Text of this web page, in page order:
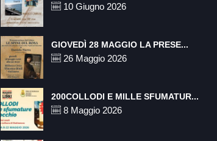
10 Giugno 2026
GIOVEDÌ 28 MAGGIO LA PRESE...
26 Maggio 2026
200COLLODI E MILLE SFUMATUR...
8 Maggio 2026